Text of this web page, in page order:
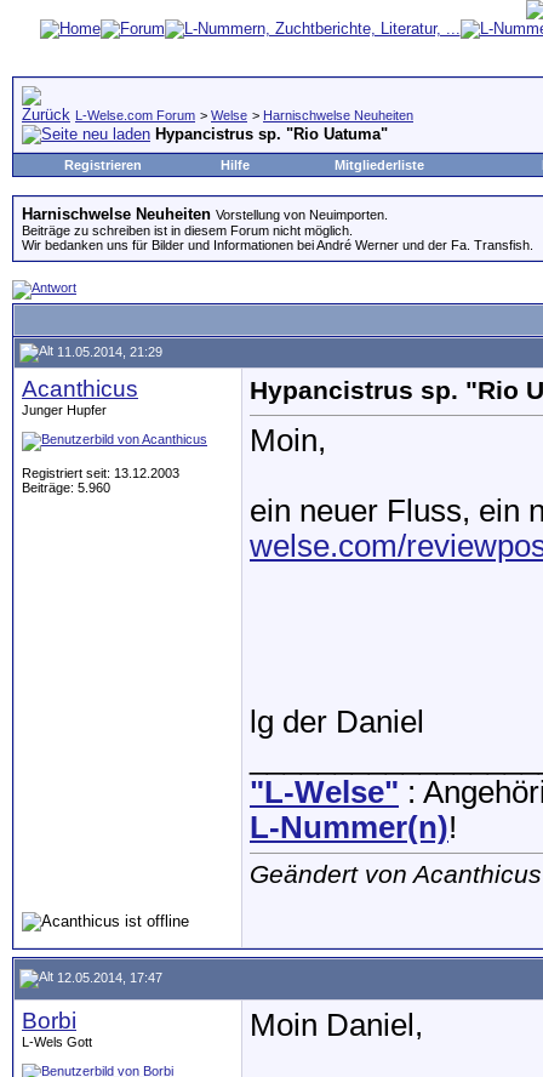
L-Welse.com Forum > Welse > Harnischwelse Neuheiten
Hypancistrus sp. "Rio Uatuma"
Registrieren Hilfe Mitgliederliste
Harnischwelse Neuheiten Vorstellung von Neuimporten.
Beiträge zu schreiben ist in diesem Forum nicht möglich.
Wir bedanken uns für Bilder und Informationen bei André Werner und der Fa. Transfish.
11.05.2014, 21:29
Acanthicus
Junger Hupfer
Registriert seit: 13.12.2003
Beiträge: 5.960
Hypancistrus sp. "Rio
Moin,
ein neuer Fluss, ein
welse.com/
lg der Daniel
"L-Welse" :
L-Nummer(n)!
Geändert von
12.05.2014, 17:47
Borbi
L-Wels Gott Moin Daniel,